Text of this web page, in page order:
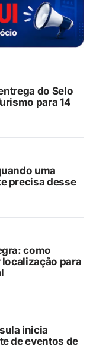
do Selo
para 14
uma
precisa desse
como
para
inicia
de eventos de